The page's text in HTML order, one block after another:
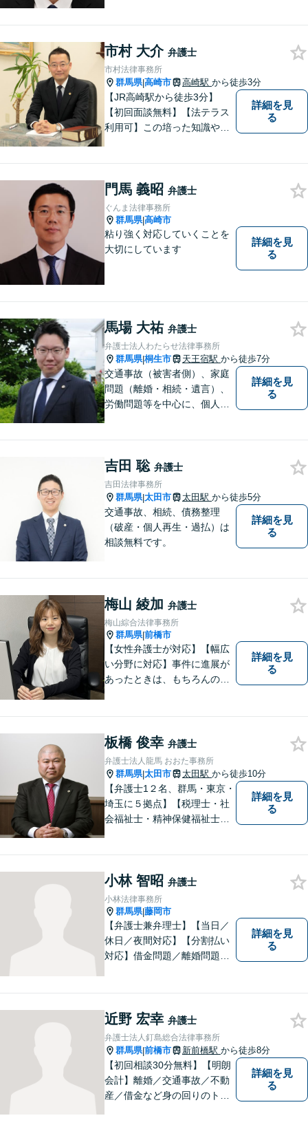
す。 ※お電話やメールでの無
料法律相談は行っておりませ
ん。
市村 大介 弁護士
市村法律事務所
群馬県|高崎市 高崎駅 から徒歩3分
【JR高崎駅から徒歩3分】
【初回面談無料】【法テラス
利用可】この培った知識や経
す。お気軽にご相談くださ
い。
詳細を見
る
門馬 義昭 弁護士
ぐんま法律事務所
群馬県|高崎市
粘り強く対応していくことを
大切にしています
詳細を見
る
馬場 大祐 弁護士
弁護士法人わたらせ法律事務所
群馬県|桐生市 天王宿駅 から徒歩7分
交通事故（被害者側）、家庭
問題（離婚・相続・遺言）、
労働問題等を中心に、個人・
もご満足いただける質の高い
サービスを日々心がけていま
す。
詳細を見
る
吉田 聡 弁護士
吉田法律事務所
群馬県|太田市 太田駅 から徒歩5分
交通事故、相続、債務整理
（破産・個人再生・過払）は
相談無料です。
詳細を見
る
梅山 綾加 弁護士
梅山綜合法律事務所
群馬県|前橋市
【女性弁護士が対応】【幅広
い分野に対応】事件に進展が
あったときは、もちろんのこ
相談者様のお話を丁寧にお聞
きし、常にご依頼者様に寄り
添った弁護活動をしておりま
す。
詳細を見
る
板橋 俊幸 弁護士
弁護士法人龍馬 おおた事務所
群馬県|太田市 太田駅 から徒歩10分
【弁護士1２名、群馬・東京・
埼玉に５拠点】【税理士・社
会福祉士・精神保健福祉士が
能】
詳細を見
る
小林 智昭 弁護士
小林法律事務所
群馬県|藤岡市
【弁護士兼弁理士】【当日／
休日／夜間対応】【分割払い
対応】借金問題／離婚問題／
幅広く対応。地域に根ざした
法律事務所／特許事務所を目
指しています。お気軽にご相
談ください。
詳細を見
る
近野 宏幸 弁護士
弁護士法人釘島総合法律事務所
群馬県|前橋市 新前橋駅 から徒歩8分
【初回相談30分無料】【明朗
会計】離婚／交通事故／不動
産／借金など身の回りのトラ
詳細を見
る